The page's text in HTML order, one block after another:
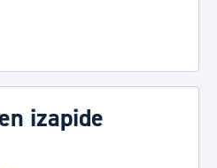
izapide